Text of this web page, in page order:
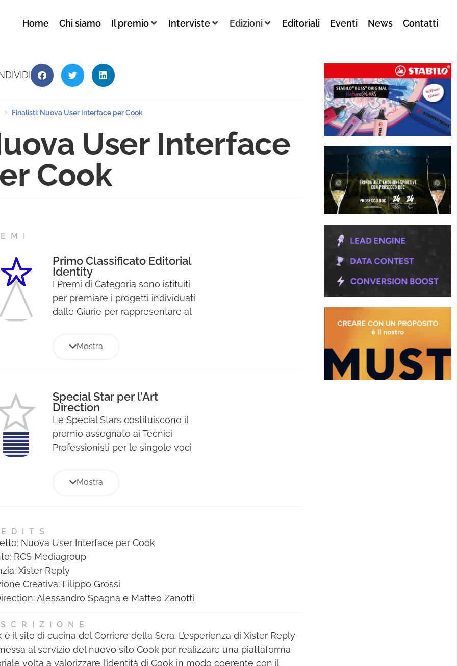
Home Chi siamo Il premio Interviste Edizioni Editoriali Eventi News Contatti
Finalisti: Nuova User Interface per Cook
User Interface
Cook
Primo Classificato Editorial
Identity
I Premi di Categoria sono istituiti
per premiare i progetti individuati
dalle Giurie per rappresentare al
Premio e verranno premiati con il
Mostra
Special Star per l’Art
Direction
Le Special Stars costituiscono il
premio assegnato ai Tecnici
Professionisti per le singole voci
state assegnate a coloro che
riconoscimento consiste in un
diploma cartaceo e alla
pubblicazione di foto e bio della
persona premiata nell’albo dei
migliori professionisti dell’anno,
Mediastars.
Mostra
Nuova User Interface per Cook
RCS Mediagroup
Xister Reply
Creativa: Filippo Grossi
Alessandro Spagna e Matteo Zanotti
è il sito di cucina del Corriere della Sera. L’esperienza di Xister Reply
al servizio del nuovo sito Cook per realizzare una piattaforma
volta a valorizzare l’identità di Cook in modo coerente con il